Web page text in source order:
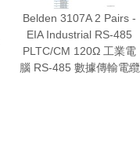
Belden 3107A 2 Pairs -
EIA Industrial RS-485
PLTC/CM 120Ω 工業電
腦 RS-485 數據傳輸電纜